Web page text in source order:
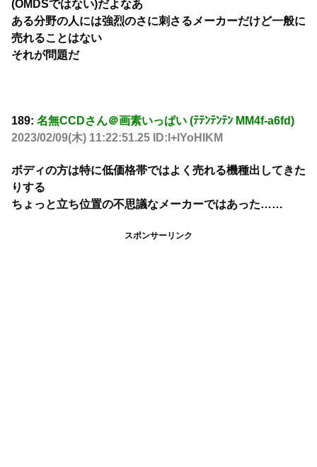
(OMDSではない)だよなあ
ある分野の人には強烈のさに刺さるメーカーだけど一般に
売れることはない
それが問題だ
189: 名無CCDさん＠画素いっぱい (ﾃﾃﾝﾃﾝﾃﾝ MM4f-a6fd)
2023/02/09(木) 11:22:51.25 ID:l+lYoHIKM
ボディの方は特に低価格帯ではよく売れる機種出してきた
りする
ちょっと立ち位置の不思議なメーカーではあった……
スポンサーリンク